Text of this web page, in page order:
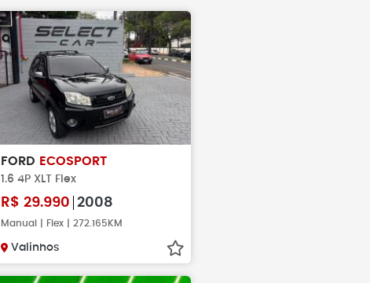
FORD ECOSPORT
1.6 4P XLT Flex
R$ 29.990 2008
Manual | Flex | 272.165KM
Valinhos